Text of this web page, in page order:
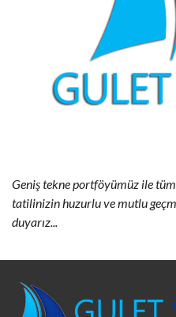
Geniş tekne portföyümüz ile
tatilinizin huzurlu ve mutlu
duyarız...